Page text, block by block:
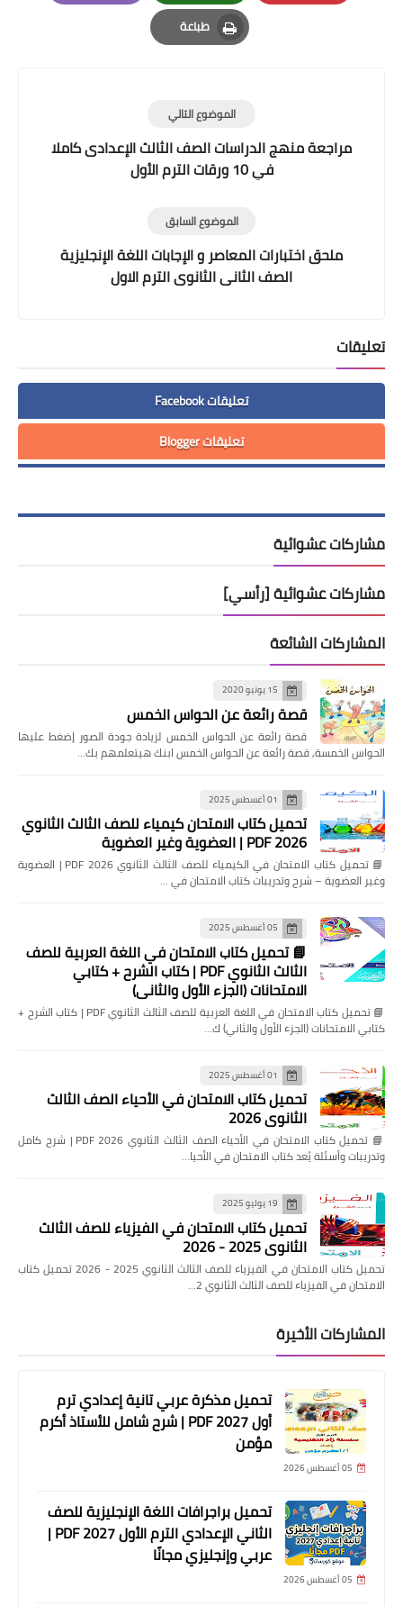
Pinterest
Whatsapp
Email
طباعة
Print
الموضوع التالي
مراجعة منهج الدراسات الصف الثالث الإعدادى كاملا
في 10 ورقات الترم الأول
الموضوع السابق
ملحق اختبارات المعاصر و الإجابات اللغة الإنجليزية
الصف الثانى الثانوى الترم الاول
تعليقات
تعليقات Facebook
تعليقات Blogger
مشاركات عشوائية
مشاركات عشوائية [رأسي]
المشاركات الشائعة
15 يونيو 2020
قصة رائعة عن الحواس الخمس
قصة رائعة عن الحواس الخمس لزيادة جودة الصور إضغط عليها
الحواس الخمسة, قصة رائعة عن الحواس الخمس ابنك هيتعلمهم بك…
01 أغسطس 2025
تحميل كتاب الامتحان كيمياء للصف الثالث الثانوي
2026 PDF | العضوية وغير العضوية
📘 تحميل كتاب الامتحان في الكيمياء للصف الثالث الثانوي 2026 PDF | العضوية
وغير العضوية – شرح وتدريبات كتاب الامتحان في …
05 أغسطس 2025
📘 تحميل كتاب الامتحان في اللغة العربية للصف
الثالث الثانوي PDF | كتاب الشرح + كتابي
الامتحانات (الجزء الأول والثاني)
📘 تحميل كتاب الامتحان في اللغة العربية للصف الثالث الثانوي PDF | كتاب الشرح +
كتابي الامتحانات (الجزء الأول والثاني) ك…
01 أغسطس 2025
تحميل كتاب الامتحان في الأحياء الصف الثالث
الثانوي 2026
📘 تحميل كتاب الامتحان في الأحياء الصف الثالث الثانوي 2026 PDF | شرح كامل
وتدريبات وأسئلة يُعد كتاب الامتحان في الأحيا…
19 يوليو 2025
تحميل كتاب الامتحان في الفيزياء للصف الثالث
الثانوي 2025 - 2026
تحميل كتاب الامتحان في الفيزياء للصف الثالث الثانوي 2025 - 2026 تحميل كتاب
الامتحان في الفيزياء للصف الثالث الثانوي 2…
المشاركات الأخيرة
تحميل مذكرة عربي تانية إعدادي ترم
أول 2027 PDF | شرح شامل للأستاذ أكرم
مؤمن
05 أغسطس 2026
تحميل براجرافات اللغة الإنجليزية للصف
الثاني الإعدادي الترم الأول 2027 PDF |
عربي وإنجليزي مجانًا
05 أغسطس 2026